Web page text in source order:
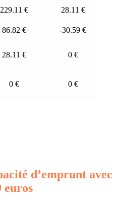
229.11 €
28.11 €
86.82 €
-30.59 €
28.11 € 0 €
0 € 0 €
d’emprunt avec
euros